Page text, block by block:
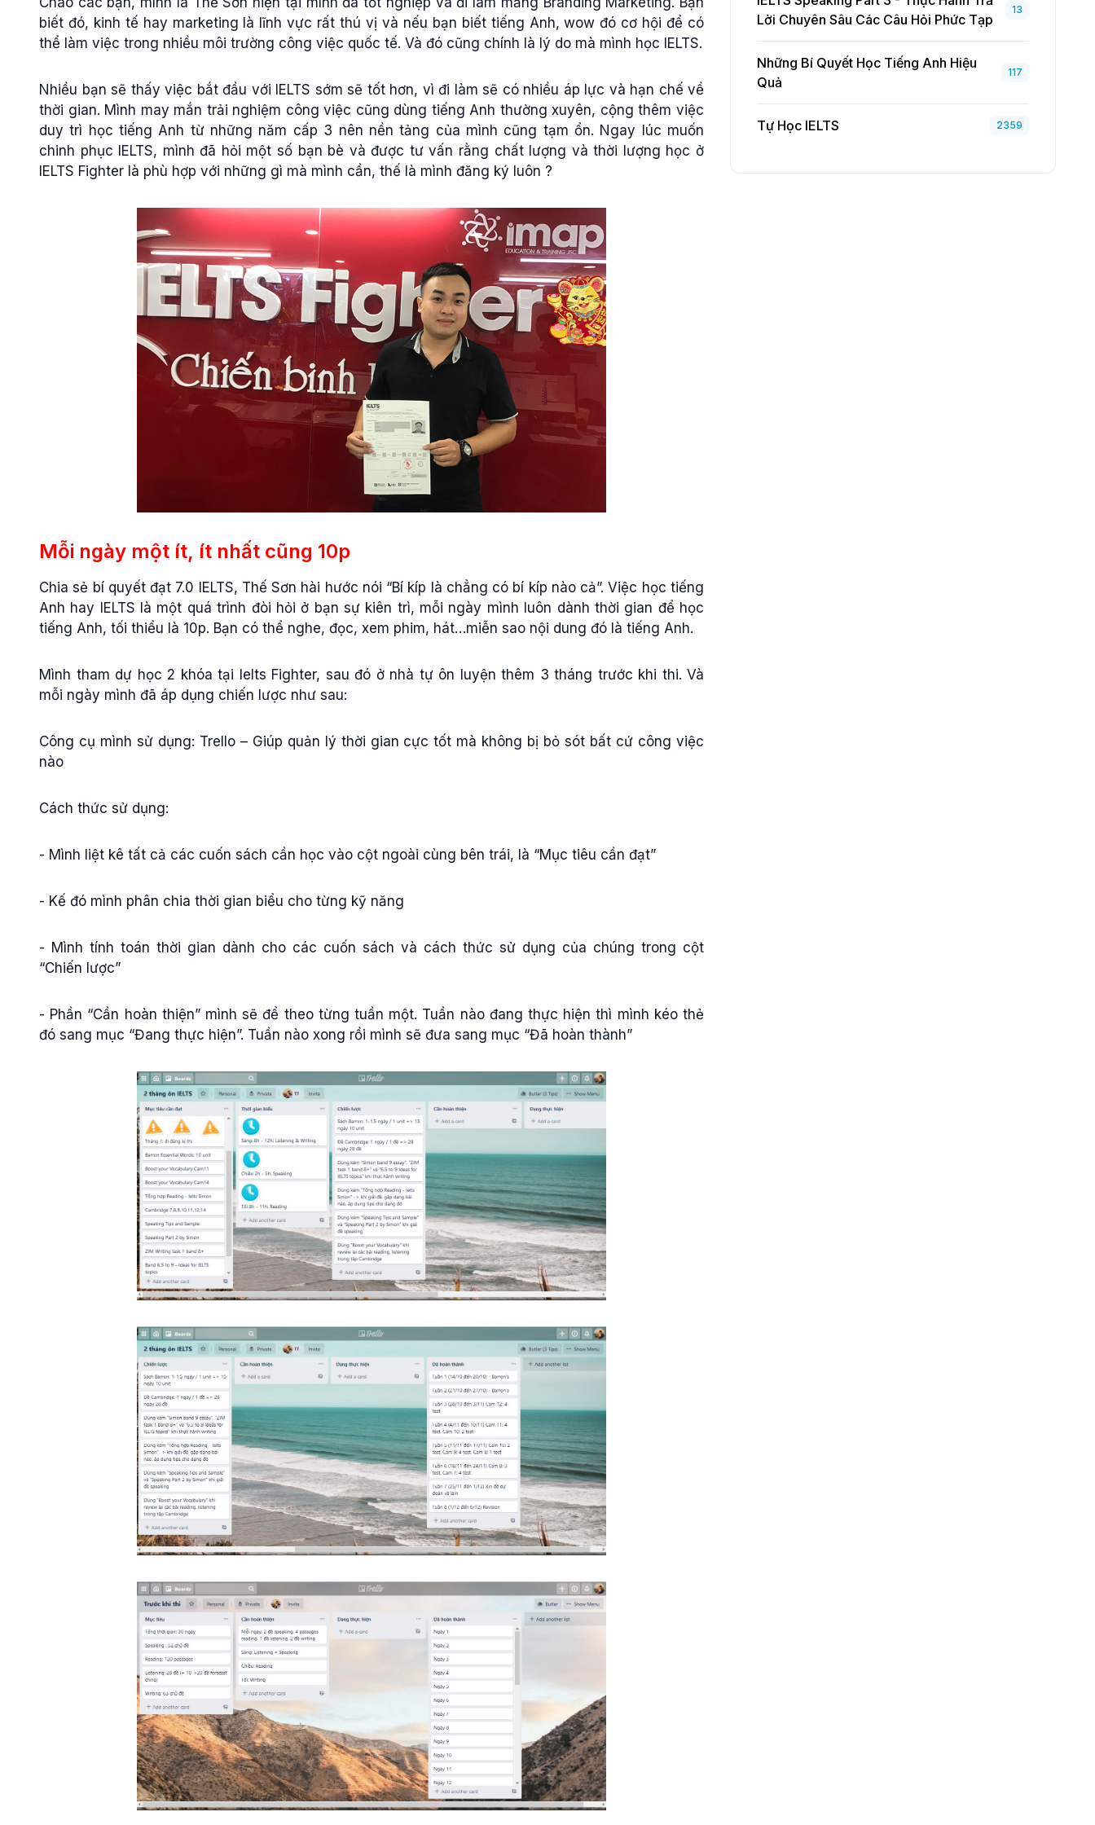
biết đó, kinh tế hay marketing là lĩnh vực rất thú vị và nếu bạn biết tiếng Anh, wow đó cơ hội để có
thể làm việc trong nhiều môi trường công việc quốc tế. Và đó cũng chính là lý do mà mình học IELTS.
Nhiều bạn sẽ thấy việc bắt đầu với IELTS sớm sẽ tốt hơn, vì đi làm sẽ có nhiều áp lực và hạn chế về
thời gian. Mình may mắn trải nghiệm công việc cũng dùng tiếng Anh thường xuyên, cộng thêm việc
duy trì học tiếng Anh từ những năm cấp 3 nên nền tảng của mình cũng tạm ổn. Ngay lúc muốn
chinh phục IELTS, mình đã hỏi một số bạn bè và được tư vấn rằng chất lượng và thời lượng học ở
IELTS Fighter là phù hợp với những gì mà mình cần, thế là mình đăng ký luôn ?
Mỗi ngày một ít, ít nhất cũng 10p
Chia sẻ bí quyết đạt 7.0 IELTS, Thế Sơn hài hước nói “Bí kíp là chẳng có bí kíp nào cả”. Việc học tiếng
Anh hay IELTS là một quá trình đòi hỏi ở bạn sự kiên trì, mỗi ngày mình luôn dành thời gian để học
tiếng Anh, tối thiểu là 10p. Bạn có thể nghe, đọc, xem phim, hát…miễn sao nội dung đó là tiếng Anh.
Mình tham dự học 2 khóa tại Ielts Fighter, sau đó ở nhà tự ôn luyện thêm 3 tháng trước khi thi. Và
mỗi ngày mình đã áp dụng chiến lược như sau:
Công cụ mình sử dụng: Trello – Giúp quản lý thời gian cực tốt mà không bị bỏ sót bất cứ công việc
nào
Cách thức sử dụng:
- Mình liệt kê tất cả các cuốn sách cần học vào cột ngoài cùng bên trái, là “Mục tiêu cần đạt”
- Kế đó mình phân chia thời gian biểu cho từng kỹ năng
- Mình tính toán thời gian dành cho các cuốn sách và cách thức sử dụng của chúng trong cột
“Chiến lược”
- Phần “Cần hoàn thiện” mình sẽ để theo từng tuần một. Tuần nào đang thực hiện thì mình kéo thẻ
đó sang mục “Đang thực hiện”. Tuần nào xong rồi mình sẽ đưa sang mục “Đã hoàn thành”
Lời Chuyên Sâu Các Câu Hỏi Phức Tạp
13
Những Bí Quyết Học Tiếng Anh Hiệu
Quả
117
Tự Học IELTS 2359